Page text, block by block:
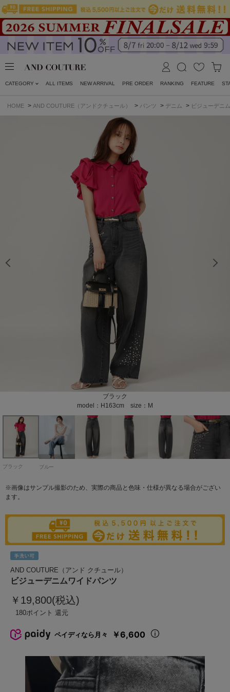
CATEGORY ALL ITEMS NEW ARRIVAL PRE ORDER RANKING FEATURE
HOME > AND COUTURE（アンドクチュール） > パンツ > デニム > ビジューデニ
ブラック
model：H163cm size：M
ブルー
model：H165cm size：M
model：H163cm size：M color：ブラック
model：H163cm size：M color：ブラック
model：H163cm size：M color：ブラック
color：ブラック
color：ブラック
color：ブラック
model：H163cm size：M color：ブラック
model：H165cm size：M color：ブルー
model：H165cm size：M color：ブルー
model：H165cm size：M color：ブルー
model：H165cm size：M color：ブルー
model：H165cm size：M color：ブルー
model：H168cm size：M color：ブルー
model：H168cm size：M color：ブルー
model：H168cm size：M color：ブルー
model：H168cm size：M color：ブルー
model：H168cm size：M color：ブルー
color：ブルー
color：ブルー
color：ブルー
model：H168cm size：M color：ブルー
ブラック ブルー
※画像はサンプル撮影のため、実際の商品と色味・仕様が異なる場合がござい
ます。
AND COUTURE（アンド クチュール）
ビジューデニムワイドパンツ
￥19,800(税込)
180
ペイディなら月々 ￥6,600